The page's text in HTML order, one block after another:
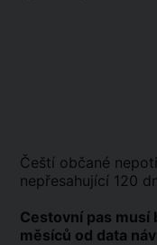
Čeští občané
nepřesahující 120
Cestovní pas musí
měsíců od data